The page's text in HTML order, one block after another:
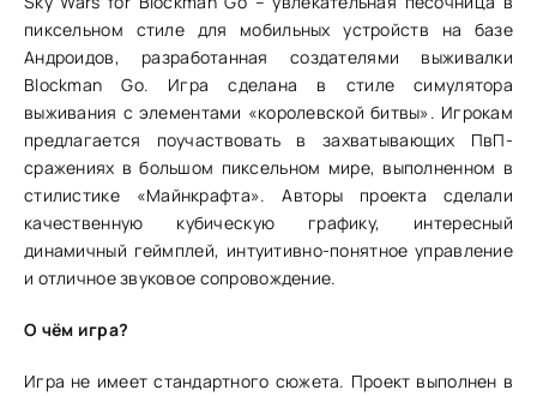
пиксельном стиле для мобильных устройств на базе
Андроидов, разработанная создателями выживалки
Blockman Go. Игра сделана в стиле симулятора
выживания с элементами «королевской битвы». Игрокам
предлагается поучаствовать в захватывающих ПвП-
сражениях в большом пиксельном мире, выполненном в
стилистике «Майнкрафта». Авторы проекта сделали
качественную кубическую графику, интересный
динамичный геймплей, интуитивно-понятное управление
и отличное звуковое сопровождение.
О чём игра?
Игра не имеет стандартного сюжета. Проект выполнен в